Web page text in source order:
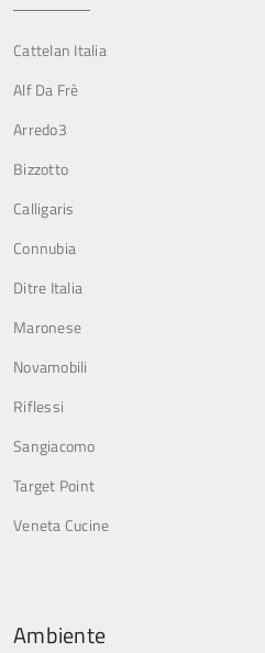
Cattelan Italia
Alf Da Frè
Arredo3
Bizzotto
Calligaris
Connubia
Ditre Italia
Maronese
Novamobili
Riflessi
Sangiacomo
Target Point
Veneta Cucine
Ambiente